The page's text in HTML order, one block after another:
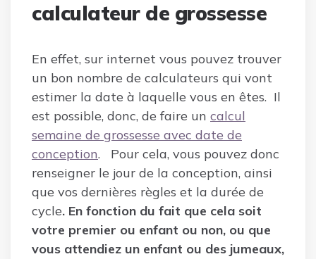
calculateur de grossesse
En effet, sur internet vous pouvez trouver
un bon nombre de calculateurs qui vont
estimer la date à laquelle vous en êtes. Il
est possible, donc, de faire un calcul
semaine de grossesse avec date de
conception. Pour cela, vous pouvez donc
renseigner le jour de la conception, ainsi
que vos dernières règles et la durée de
cycle. En fonction du fait que cela soit
votre premier ou enfant ou non, ou que
vous attendiez un enfant ou des jumeaux,